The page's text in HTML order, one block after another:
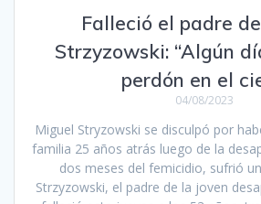
Falleció el padre
Strzyzowski: “Algún
perdón en el
04/08/2023
Miguel Stryzowski se disculpó por
familia 25 años atrás luego de la
dos meses del femicidio, sufrió
Strzyzowski, el padre de la joven